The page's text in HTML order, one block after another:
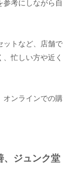
参考にしながら自
ットなど、店舗で
忙しい方や近く
オンラインでの購
、ジュンク堂